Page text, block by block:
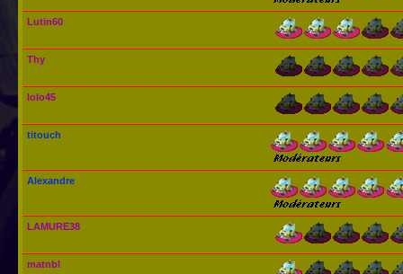
Lutin60
Thy
lolo45
titouch
Alexandre
LAMURE38
matnbl